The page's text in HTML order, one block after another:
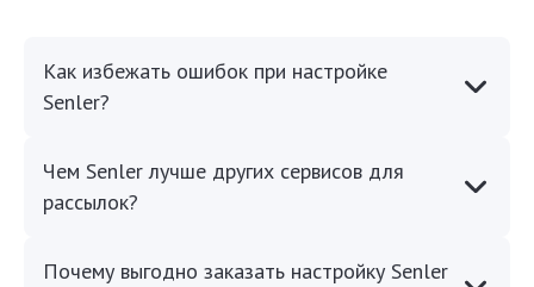
Как избежать ошибок при настройке
Senler?
Чем Senler лучше других сервисов для
рассылок?
Почему выгодно заказать настройку Senler